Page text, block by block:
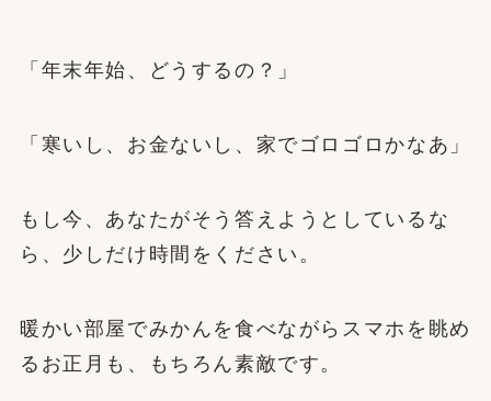
「年末年始、どうするの？」
「寒いし、お金ないし、家でゴロゴロかなあ」
もし今、あなたがそう答えようとしているな
ら、少しだけ時間をください。
暖かい部屋でみかんを食べながらスマホを眺め
るお正月も、もちろん素敵です。